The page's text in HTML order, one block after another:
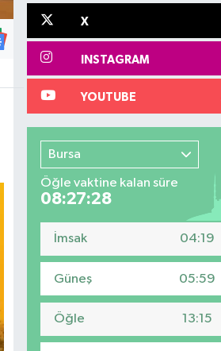
X
INSTAGRAM
YOUTUBE
Bursa
Öğle vaktine kalan süre
08:27:27
İmsak 04:19
Güneş 05:59
Öğle 13:15